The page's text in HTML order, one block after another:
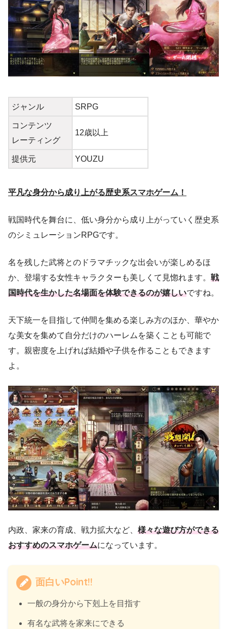
ジャンル SRPG
コンテンツ
レーティング
12歳以上
提供元 YOUZU
平凡な身分から成り上がる歴史系スマホゲーム！
戦国時代を舞台に、低い身分から成り上がっていく歴史系
のシミュレーションRPGです。
名を残した武将とのドラマチックな出会いが楽しめるほ
か、登場する女性キャラクターも美しくて見惚れます。 戦
国時代を生かした名場面を体験できるのが嬉しいですね。
天下統一を目指して仲間を集める楽しみ方のほか、華やか
な美女を集めて自分だけのハーレムを築くことも可能で
す。親密度を上げれば結婚や子供を作ることもできます
よ。
内政、家来の育成、戦力拡大など、 様々な遊び方ができる
おすすめのスマホゲームになっています。
面白いPoint!!
一般の身分から下剋上を目指す
有名な武将を家来にできる